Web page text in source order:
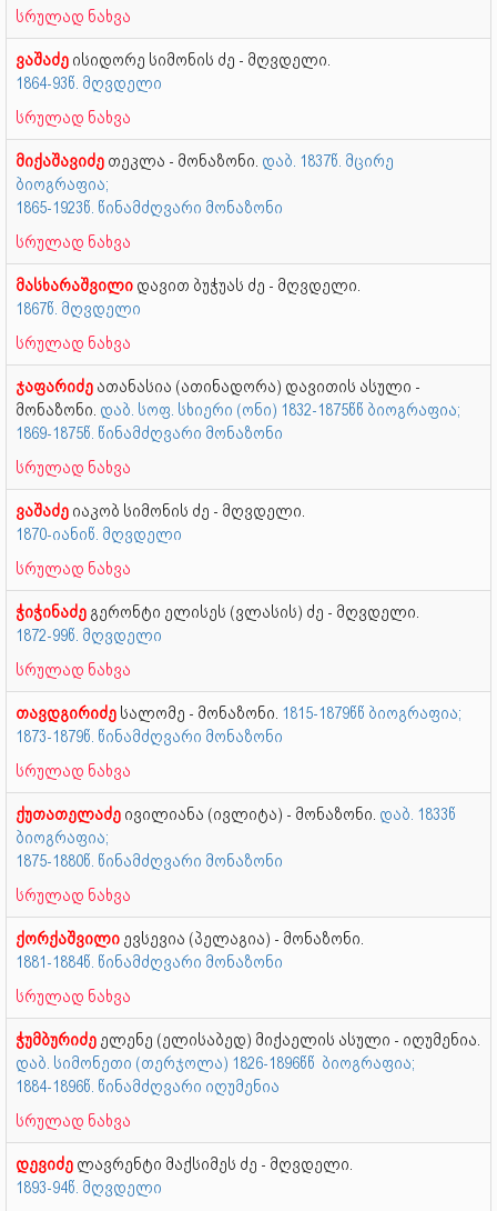
სრულად ნახვა
ვაშაძე ისიდორე სიმონის ძე - მღვდელი.
1864-93წ. მღვდელი
სრულად ნახვა
მიქაშავიძე თეკლა - მონაზონი. დაბ. 1837წ. მცირე
ბიოგრაფია;
1865-1923წ. წინამძღვარი მონაზონი
სრულად ნახვა
მასხარაშვილი დავით ბუჭუას ძე - მღვდელი.
1867წ. მღვდელი
სრულად ნახვა
ჯაფარიძე ათანასია (ათინადორა) დავითის ასული -
მონაზონი. დაბ. სოფ. სხიერი (ონი) 1832-1875წწ ბიოგრაფია;
1869-1875წ. წინამძღვარი მონაზონი
სრულად ნახვა
ვაშაძე იაკობ სიმონის ძე - მღვდელი.
1870-იანიწ. მღვდელი
სრულად ნახვა
ჭიჭინაძე გერონტი ელისეს (ვლასის) ძე - მღვდელი.
1872-99წ. მღვდელი
სრულად ნახვა
თავდგირიძე სალომე - მონაზონი. 1815-1879წწ ბიოგრაფია;
1873-1879წ. წინამძღვარი მონაზონი
სრულად ნახვა
ქუთათელაძე ივილიანა (ივლიტა) - მონაზონი. დაბ. 1833წ
ბიოგრაფია;
1875-1880წ. წინამძღვარი მონაზონი
სრულად ნახვა
ქორქაშვილი ევსევია (პელაგია) - მონაზონი.
1881-1884წ. წინამძღვარი მონაზონი
სრულად ნახვა
ჭუმბურიძე ელენე (ელისაბედ) მიქაელის ასული - იღუმენია.
დაბ. სიმონეთი (თერჯოლა) 1826-1896წწ ბიოგრაფია;
1884-1896წ. წინამძღვარი იღუმენია
სრულად ნახვა
დევიძე ლავრენტი მაქსიმეს ძე - მღვდელი.
1893-94წ. მღვდელი